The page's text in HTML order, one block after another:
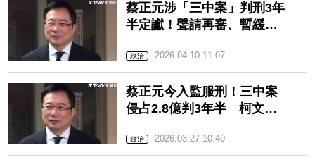
蔡正元涉「三中案」判刑3年
半定讞！聲請再審、暫緩入
政治 2026.04.10 11:07
蔡正元今入監服刑！三中案
侵占2.8億判3年半 柯文哲
政治 2026.03.27 10:40